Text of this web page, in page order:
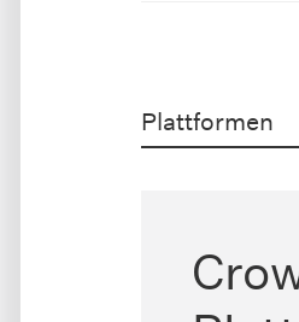
Plattformen